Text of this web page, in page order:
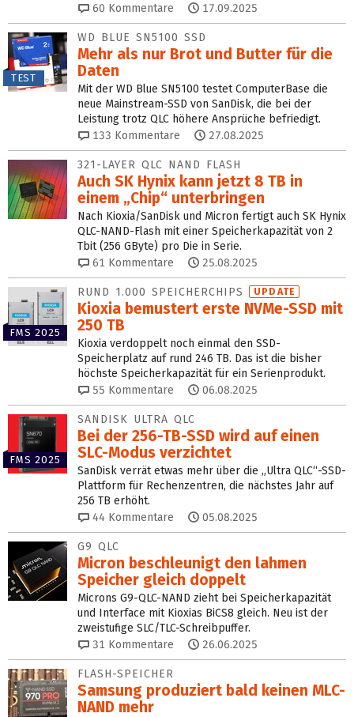
60 Kommentare 17.09.2025
TEST
WD BLUE SN5100 SSD
Mehr als nur Brot und Butter für die
Daten
Mit der WD Blue SN5100 testet ComputerBase die
neue Mainstream-SSD von SanDisk, die bei der
Leistung trotz QLC höhere Ansprüche befriedigt.
133 Kommentare 27.08.2025
321-LAYER QLC NAND FLASH
Auch SK Hynix kann jetzt 8 TB in
einem „Chip“ unterbringen
Nach Kioxia/SanDisk und Micron fertigt auch SK Hynix
QLC-NAND-Flash mit einer Speicherkapazität von 2
Tbit (256 GByte) pro Die in Serie.
61 Kommentare 25.08.2025
FMS 2025
RUND 1.000 SPEICHERCHIPS UPDATE
Kioxia bemustert erste NVMe-SSD mit
250 TB
Kioxia verdoppelt noch einmal den SSD-
Speicherplatz auf rund 246 TB. Das ist die bisher
höchste Speicherkapazität für ein Serienprodukt.
55 Kommentare 06.08.2025
FMS 2025
SANDISK ULTRA QLC
Bei der 256-TB-SSD wird auf einen
SLC-Modus verzichtet
SanDisk verrät etwas mehr über die „Ultra QLC“-SSD-
Plattform für Rechenzentren, die nächstes Jahr auf
256 TB erhöht.
44 Kommentare 05.08.2025
G9 QLC
Micron beschleunigt den lahmen
Speicher gleich doppelt
Microns G9-QLC-NAND zieht bei Speicherkapazität
und Interface mit Kioxias BiCS8 gleich. Neu ist der
zweistufige SLC/TLC-Schreibpuffer.
31 Kommentare 26.06.2025
FLASH-SPEICHER
Samsung produziert bald keinen MLC-
NAND mehr